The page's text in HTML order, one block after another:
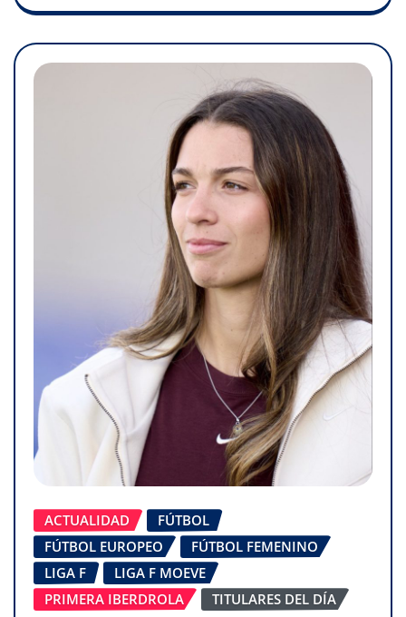
ACTUALIDAD
FÚTBOL
FÚTBOL EUROPEO
FÚTBOL FEMENINO
LIGA F
LIGA F MOEVE
PRIMERA IBERDROLA
TITULARES DEL DÍA